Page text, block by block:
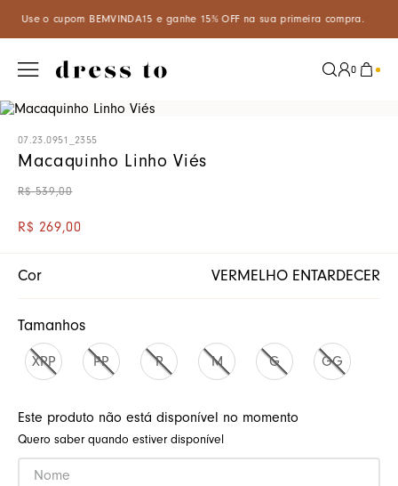
OFF na sua primeira compra. Aproveite um desconto especial
0
07.23.0951_2355
Macaquinho Linho Viés
R$ 539,00
R$ 269,00
Cor VERMELHO ENTARDECER
Tamanhos
XPP PP P M G GG
Este produto não está disponível no momento
Quero saber quando estiver disponível